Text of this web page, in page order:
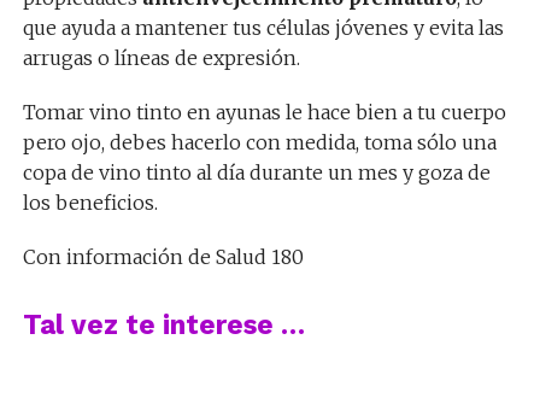
que ayuda a mantener tus células jóvenes y evita las
arrugas o líneas de expresión.
Tomar vino tinto en ayunas le hace bien a tu cuerpo
pero ojo, debes hacerlo con medida, toma sólo una
copa de vino tinto al día durante un mes y goza de
los beneficios.
Con información de Salud 180
Tal vez te interese …